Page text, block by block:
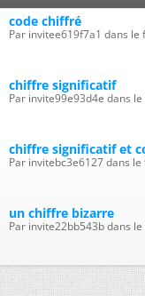
code chiffré
Par invitee619f7a1 dans
chiffre significatif
Par invite99e93d4e dans
chiffre significatif et
Par invitebc3e6127 dans
un chiffre bizarre
Par invite22bb543b dans